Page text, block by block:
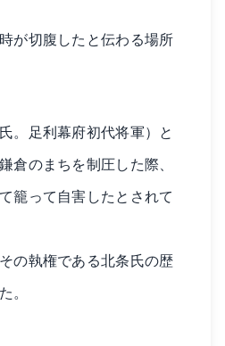
が切腹したと伝わる場所
。足利幕府初代将軍）と
倉のまちを制圧した際、
籠って自害したとされて
の執権である北条氏の歴
。